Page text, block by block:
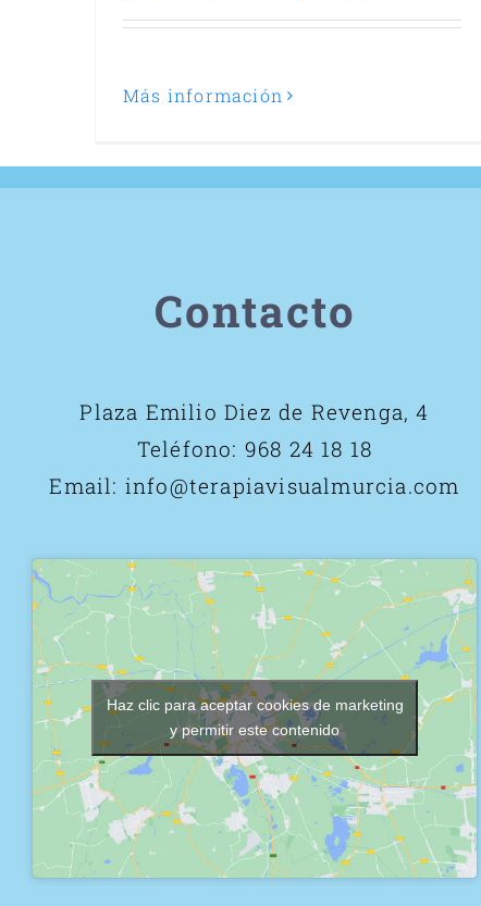
Más información
Contacto
Plaza Emilio Diez de Revenga, 4
Teléfono: 968 24 18 18
Email: info@terapiavisualmurcia.com
Haz clic para aceptar cookies de marketing
y permitir este contenido